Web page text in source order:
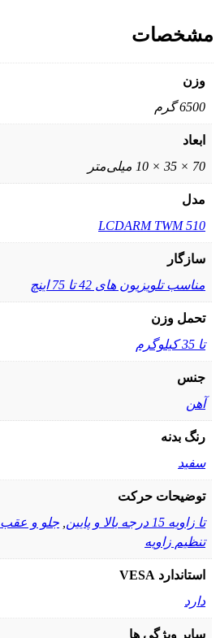
مشخصات
وزن
6500 گرم
ابعاد
70 × 35 × 10 میلی‌متر
مدل
LCDARM TWM 510
سازگار
مناسب تلویزیون های 42 تا 75 اینچ
تحمل وزن
تا 35 کیلوگرم
جنس
آهن
رنگ بدنه
سفید
توضیحات حرکت
تا زاویه 15 درجه بالا و پایین
جلو و عقب
تنظیم زاویه
استاندارد VESA
دارد
سایر ویژگی ها